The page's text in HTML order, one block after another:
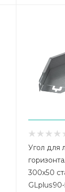
Угол для
300х50